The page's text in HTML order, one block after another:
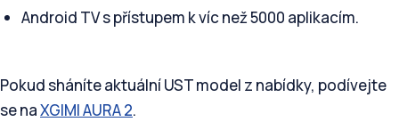
Android TV s přístupem k víc než 5000 aplikacím.
Pokud sháníte aktuální UST model z nabídky, podívejte
se naXGIMI AURA 2.